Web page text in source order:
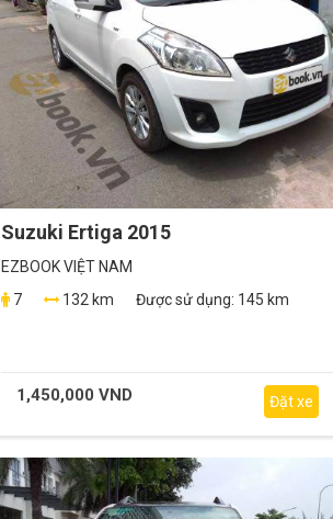
Suzuki Ertiga 2015
EZBOOK VIỆT NAM
7
132 km Được sử dụng: 145 km
1,450,000 VND Đặt xe